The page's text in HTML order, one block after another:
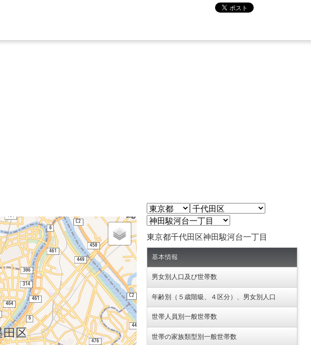
東京都千代田区神田駿河台一丁目
基本情報
男女別人口及び世帯数
年齢別（５歳階級、４区分）、男女別人口
世帯人員別一般世帯数
世帯の家族類型別一般世帯数